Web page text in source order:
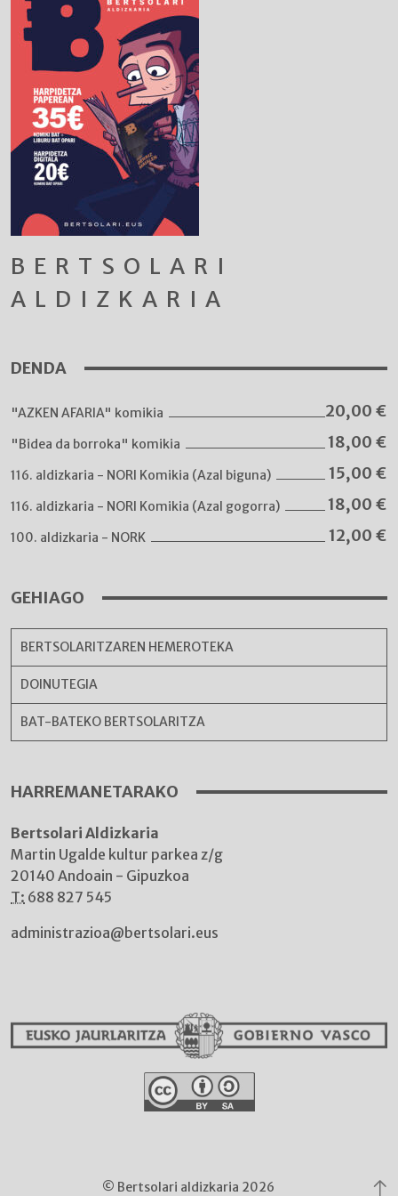
BERTSOLARI
ALDIZKARIA
DENDA
"AZKEN AFARIA" komikia 20,00 €
"Bidea da borroka" komikia 18,00 €
116. aldizkaria - NORI Komikia (Azal biguna) 15,00 €
116. aldizkaria - NORI Komikia (Azal gogorra) 18,00 €
100. aldizkaria - NORK 12,00 €
GEHIAGO
BERTSOLARITZAREN HEMEROTEKA
DOINUTEGIA
BAT-BATEKO BERTSOLARITZA
HARREMANETARAKO
Bertsolari Aldizkaria
Martin Ugalde kultur parkea z/g
20140 Andoain - Gipuzkoa
T: 688 827 545
administrazioa@bertsolari.eus
© Bertsolari aldizkaria 2026